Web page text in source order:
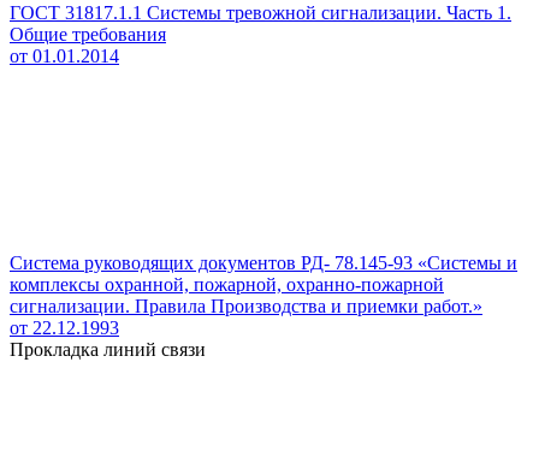
ГОСТ 31817.1.1 Системы тревожной сигнализации. Часть 1.
Общие требования
от 01.01.2014
Система руководящих документов РД- 78.145-93 «Системы и
комплексы охранной, пожарной, охранно-пожарной
сигнализации. Правила Производства и приемки работ.»
от 22.12.1993
Прокладка линий связи